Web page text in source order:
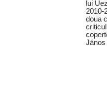
lui
2010-
doua
János